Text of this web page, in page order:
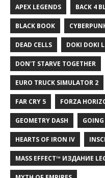
APEX LEGENDS BACK 4
BLACK BOOK
DEAD CELLS DOKI DOKI
DON'T STARVE TOGETHER
EURO TRUCK SIMULATOR 2
FAR CRY 5 FORZA
GEOMETRY DASH
HEARTS OF IRON IV
MASS EFFECT™ ИЗДАНИЕ